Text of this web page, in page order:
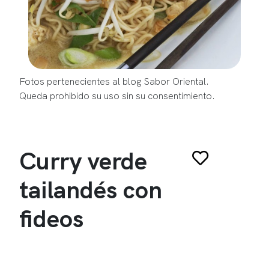
Fotos pertenecientes al blog Sabor Oriental.
Queda prohibido su uso sin su consentimiento.
Curry verde
tailandés con
fideos